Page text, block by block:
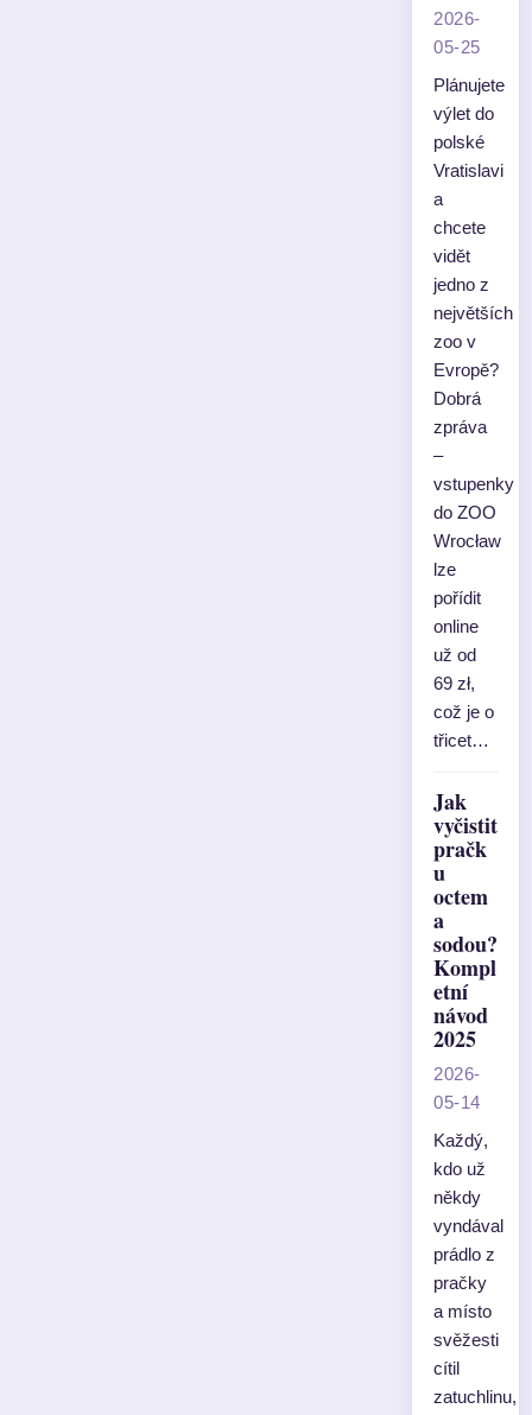
2026-
05-25
Plánujete
výlet do
polské
Vratislavi
a
chcete
vidět
jedno z
největších
zoo v
Evropě?
Dobrá
zpráva
–
vstupenky
do ZOO
Wrocław
lze
pořídit
online
už od
69 zł,
což je o
třicet…
Jak
vyčistit
pračk
u
octem
a
sodou?
Kompl
etní
návod
2025
2026-
05-14
Každý,
kdo už
někdy
vyndával
prádlo z
pračky
a místo
svěžesti
cítil
zatuchlinu,